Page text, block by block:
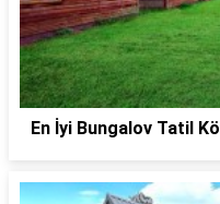
En İyi Bungalov Tatil